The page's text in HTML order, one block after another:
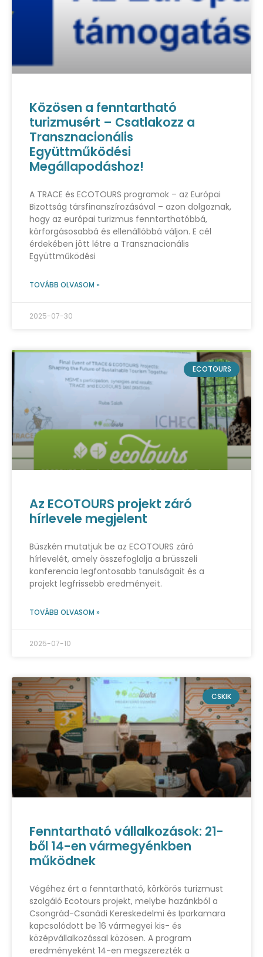
Közösen a fenntartható
turizmusért – Csatlakozz a
Transznacionális
Együttműködési
Megállapodáshoz!
A TRACE és ECOTOURS programok – az Európai
Bizottság társfinanszírozásával – azon dolgoznak,
hogy az európai turizmus fenntarthatóbbá,
körforgásosabbá és ellenállóbbá váljon. E cél
érdekében jött létre a Transznacionális
Együttműködési
TOVÁBB OLVASOM »
2025-07-30
ECOTOURS
Az ECOTOURS projekt záró
hírlevele megjelent
Büszkén mutatjuk be az ECOTOURS záró
hírlevelét, amely összefoglalja a brüsszeli
konferencia legfontosabb tanulságait és a
projekt legfrissebb eredményeit.
TOVÁBB OLVASOM »
2025-07-10
CSKIK
Fenntartható vállalkozások: 21-
ből 14-en vármegyénkben
működnek
Végéhez ért a fenntartható, körkörös turizmust
szolgáló Ecotours projekt, melybe hazánkból a
Csongrád-Csanádi Kereskedelmi és Iparkamara
kapcsolódott be 16 vármegyei kis- és
középvállalkozással közösen. A program
eredményeként 14-en megszerezték a